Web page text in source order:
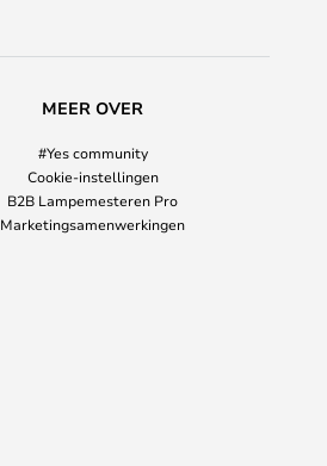
MEER OVER
#Yes community
Cookie-instellingen
B2B Lampemesteren Pro
Marketingsamenwerkingen